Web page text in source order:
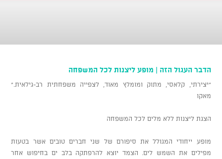
הדבר העגול הזה | מופע ליצנות לכל המשפחה
"יצירתי, קלאסי, מתוק ומומלץ מאוד, לצפייה משפחתית רב-גילאית."
מאקו
הצגת ליצנות ללא מלים לכל המשפחה
מופע ייחודי המגולל את סיפורם של שני חברים טובים אשר בטעות
מפילים את השמש לים. הצמד יוצא להרפתקה בלב ים בחיפוש אחר